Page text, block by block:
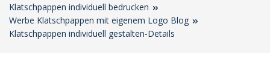
Klatschpappen individuell bedrucken
Werbe Klatschpappen mit eigenem Logo Blog
Klatschpappen individuell gestalten-Details